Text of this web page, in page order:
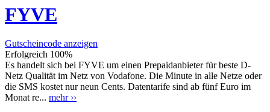
FYVE
Gutscheincode anzeigen
Erfolgreich 100%
Es handelt sich bei FYVE um einen Prepaidanbieter für beste D-
Netz Qualität im Netz von Vodafone. Die Minute in alle Netze oder
die SMS kostet nur neun Cents. Datentarife sind ab fünf Euro im
Monat re... mehr ››